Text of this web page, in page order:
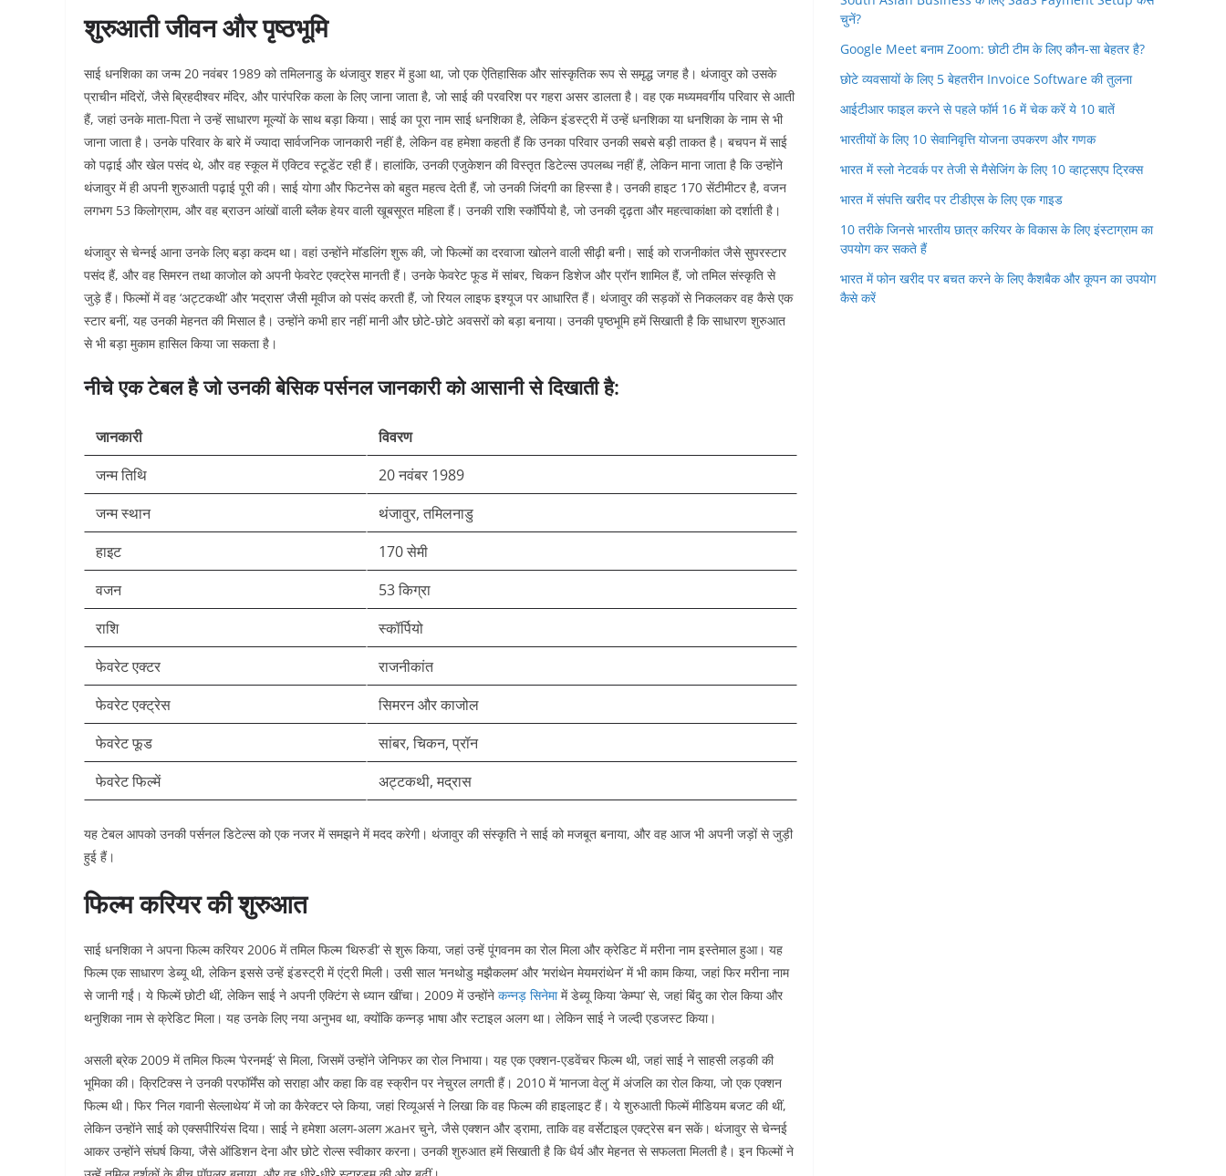
शुरुआती जीवन और पृष्ठभूमि
साई धनशिका का जन्म 20 नवंबर 1989 को तमिलनाडु के थंजावुर शहर में हुआ था, जो एक ऐतिहासिक और सांस्कृतिक रूप से समृद्ध जगह है। थंजावुर को उसके
प्राचीन मंदिरों, जैसे ब्रिहदीश्वर मंदिर, और पारंपरिक कला के लिए जाना जाता है, जो साई की परवरिश पर गहरा असर डालता है। वह एक मध्यमवर्गीय परिवार से आती
हैं, जहां उनके माता-पिता ने उन्हें साधारण मूल्यों के साथ बड़ा किया। साई का पूरा नाम साई धनशिका है, लेकिन इंडस्ट्री में उन्हें धनशिका या धनशिका के नाम से भी
जाना जाता है। उनके परिवार के बारे में ज्यादा सार्वजनिक जानकारी नहीं है, लेकिन वह हमेशा कहती हैं कि उनका परिवार उनकी सबसे बड़ी ताकत है। बचपन में साई
को पढ़ाई और खेल पसंद थे, और वह स्कूल में एक्टिव स्टूडेंट रही हैं। हालांकि, उनकी एजुकेशन की विस्तृत डिटेल्स उपलब्ध नहीं हैं, लेकिन माना जाता है कि उन्होंने
थंजावुर में ही अपनी शुरुआती पढ़ाई पूरी की। साई योगा और फिटनेस को बहुत महत्व देती हैं, जो उनकी जिंदगी का हिस्सा है। उनकी हाइट 170 सेंटीमीटर है, वजन
लगभग 53 किलोग्राम, और वह ब्राउन आंखों वाली ब्लैक हेयर वाली खूबसूरत महिला हैं। उनकी राशि स्कॉर्पियो है, जो उनकी दृढ़ता और महत्वाकांक्षा को दर्शाती है।
थंजावुर से चेन्नई आना उनके लिए बड़ा कदम था। वहां उन्होंने मॉडलिंग शुरू की, जो फिल्मों का दरवाजा खोलने वाली सीढ़ी बनी। साई को राजनीकांत जैसे सुपरस्टार
पसंद हैं, और वह सिमरन तथा काजोल को अपनी फेवरेट एक्ट्रेस मानती हैं। उनके फेवरेट फूड में सांबर, चिकन डिशेज और प्रॉन शामिल हैं, जो तमिल संस्कृति से
जुड़े हैं। फिल्मों में वह ‘अट्टकथी’ और ‘मद्रास’ जैसी मूवीज को पसंद करती हैं, जो रियल लाइफ इश्यूज पर आधारित हैं। थंजावुर की सड़कों से निकलकर वह कैसे एक
स्टार बनीं, यह उनकी मेहनत की मिसाल है। उन्होंने कभी हार नहीं मानी और छोटे-छोटे अवसरों को बड़ा बनाया। उनकी पृष्ठभूमि हमें सिखाती है कि साधारण शुरुआत
से भी बड़ा मुकाम हासिल किया जा सकता है।
नीचे एक टेबल है जो उनकी बेसिक पर्सनल जानकारी को आसानी से दिखाती है:
जानकारी
विवरण
जन्म तिथि
20 नवंबर 1989
जन्म स्थान
थंजावुर, तमिलनाडु
हाइट
170 सेमी
वजन
53 किग्रा
राशि
स्कॉर्पियो
फेवरेट एक्टर
राजनीकांत
फेवरेट एक्ट्रेस
सिमरन और काजोल
फेवरेट फूड
सांबर, चिकन, प्रॉन
फेवरेट फिल्में
अट्टकथी, मद्रास
यह टेबल आपको उनकी पर्सनल डिटेल्स को एक नजर में समझने में मदद करेगी। थंजावुर की संस्कृति ने साई को मजबूत बनाया, और वह आज भी अपनी जड़ों से जुड़ी
हुई हैं।
फिल्म करियर की शुरुआत
साई धनशिका ने अपना फिल्म करियर 2006 में तमिल फिल्म ‘थिरुडी’ से शुरू किया, जहां उन्हें पूंगवनम का रोल मिला और क्रेडिट में मरीना नाम इस्तेमाल हुआ। यह
फिल्म एक साधारण डेब्यू थी, लेकिन इससे उन्हें इंडस्ट्री में एंट्री मिली। उसी साल ‘मनथोडु मझैकलम’ और ‘मरांथेन मेयमरांथेन’ में भी काम किया, जहां फिर मरीना नाम
से जानी गईं। ये फिल्में छोटी थीं, लेकिन साई ने अपनी एक्टिंग से ध्यान खींचा। 2009 में उन्होंने कन्नड़ सिनेमामें डेब्यू किया ‘केम्पा’ से, जहां बिंदु का रोल किया और
थनुशिका नाम से क्रेडिट मिला। यह उनके लिए नया अनुभव था, क्योंकि कन्नड़ भाषा और स्टाइल अलग था। लेकिन साई ने जल्दी एडजस्ट किया।
असली ब्रेक 2009 में तमिल फिल्म ‘पेरनमई’ से मिला, जिसमें उन्होंने जेनिफर का रोल निभाया। यह एक एक्शन-एडवेंचर फिल्म थी, जहां साई ने साहसी लड़की की
भूमिका की। क्रिटिक्स ने उनकी परफॉर्मेंस को सराहा और कहा कि वह स्क्रीन पर नेचुरल लगती हैं। 2010 में ‘मानजा वेलु’ में अंजलि का रोल किया, जो एक एक्शन
फिल्म थी। फिर ‘निल गवानी सेल्लाथेय’ में जो का कैरेक्टर प्ले किया, जहां रिव्यूअर्स ने लिखा कि वह फिल्म की हाइलाइट हैं। ये शुरुआती फिल्में मीडियम बजट की थीं,
लेकिन उन्होंने साई को एक्सपीरियंस दिया। साई ने हमेशा अलग-अलग жанर चुने, जैसे एक्शन और ड्रामा, ताकि वह वर्सेटाइल एक्ट्रेस बन सकें। थंजावुर से चेन्नई
आकर उन्होंने संघर्ष किया, जैसे ऑडिशन देना और छोटे रोल्स स्वीकार करना। उनकी शुरुआत हमें सिखाती है कि धैर्य और मेहनत से सफलता मिलती है। इन फिल्मों ने
चुनें?
Google Meet बनाम Zoom: छोटी टीम के लिए कौन-सा बेहतर है?
छोटे व्यवसायों के लिए 5 बेहतरीन Invoice Software की तुलना
आईटीआर फाइल करने से पहले फॉर्म 16 में चेक करें ये 10 बातें
भारतीयों के लिए 10 सेवानिवृत्ति योजना उपकरण और गणक
भारत में स्लो नेटवर्क पर तेजी से मैसेजिंग के लिए 10 व्हाट्सएप ट्रिक्स
भारत में संपत्ति खरीद पर टीडीएस के लिए एक गाइड
10 तरीके जिनसे भारतीय छात्र करियर के विकास के लिए इंस्टाग्राम का
उपयोग कर सकते हैं
भारत में फोन खरीद पर बचत करने के लिए कैशबैक और कूपन का उपयोग
कैसे करें